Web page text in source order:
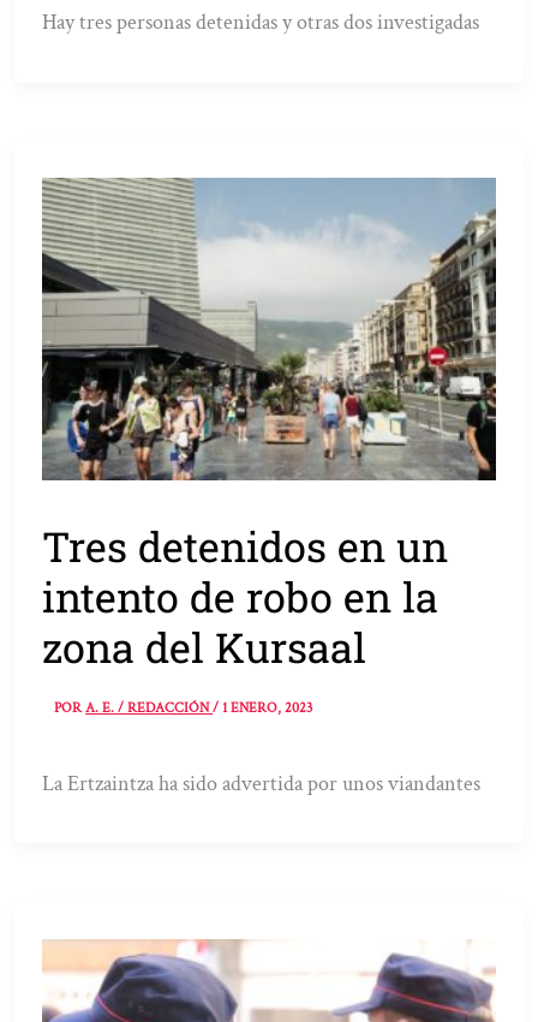
Hay tres personas detenidas y otras dos investigadas
Tres detenidos en un
intento de robo en la
zona del Kursaal
PORA. E. / REDACCIÓN/1 ENERO, 2023
La Ertzaintza ha sido advertida por unos viandantes